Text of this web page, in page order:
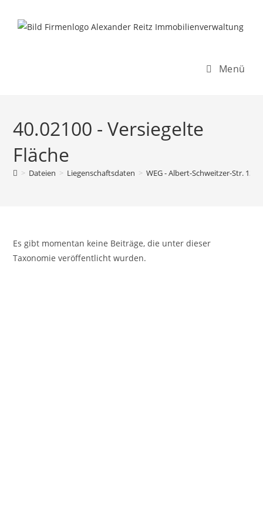
Inhalt
Menü
40.02100 - Versiegelte
Fläche
> Dateien > Liegenschaftsdaten > WEG - Albert-Schweitzer-Str. 13-
Es gibt momentan keine Beiträge, die unter dieser
Taxonomie veröffentlicht wurden.